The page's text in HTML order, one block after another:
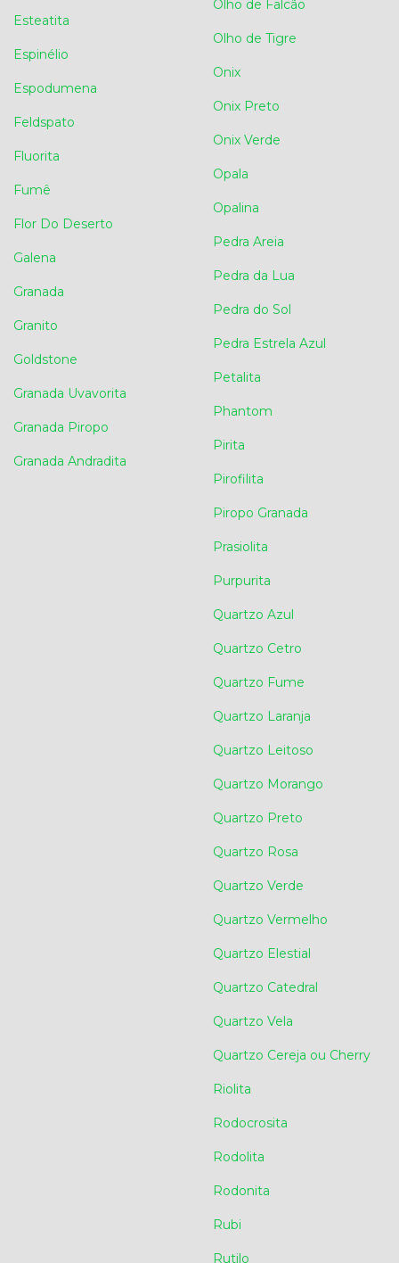
Esteatita
Espinélio
Espodumena
Feldspato
Fluorita
Fumê
Flor Do Deserto
Galena
Granada
Granito
Goldstone
Granada Uvavorita
Granada Piropo
Granada Andradita
Olho de Falcão
Olho de Tigre
Onix
Onix Preto
Onix Verde
Opala
Opalina
Pedra Areia
Pedra da Lua
Pedra do Sol
Pedra Estrela Azul
Petalita
Phantom
Pirita
Pirofilita
Piropo Granada
Prasiolita
Purpurita
Quartzo Azul
Quartzo Cetro
Quartzo Fume
Quartzo Laranja
Quartzo Leitoso
Quartzo Morango
Quartzo Preto
Quartzo Rosa
Quartzo Verde
Quartzo Vermelho
Quartzo Elestial
Quartzo Catedral
Quartzo Vela
Quartzo Cereja ou Cherry
Riolita
Rodocrosita
Rodolita
Rodonita
Rubi
Rutilo